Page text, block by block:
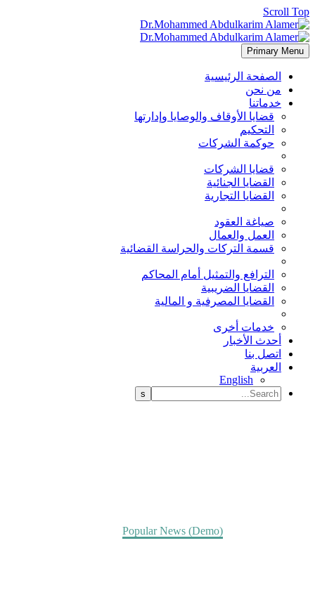
Scroll Top
Primary Menu
الصفحة الرئيسية
من نحن
خدماتنا
قضايا الأوقاف والوصايا وإدارتها
التحكيم
حوكمة الشركات
قضايا الشركات
القضايا الجنائية
القضايا التجارية
صياغة العقود
العمل والعمال
قسمة التركات والحراسة القضائية
الترافع والتمثيل أمام المحاكم
القضايا الضريبية
القضايا المصرفية و المالية
خدمات أخرى
أحدث الأخبار
اتصل بنا
العربية
English
Popular News (Demo)